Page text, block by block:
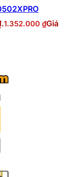
1.352.000 ₫Giá